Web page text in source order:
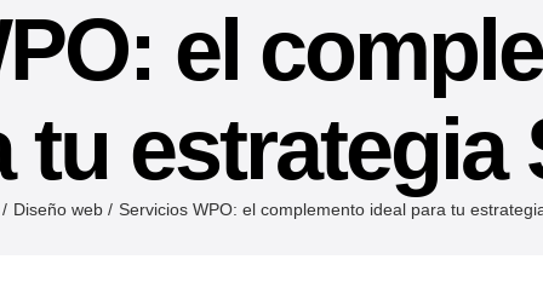
el
tu estrategia
Diseño web Servicios WPO: el complemento ideal para tu